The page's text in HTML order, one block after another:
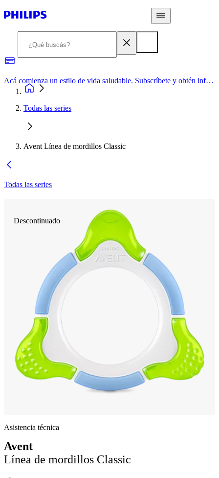
Acá comienza un estilo de vida saludable. Subscríbete y obtén información de primera mano
Todas las series
Avent Línea de mordillos Classic
Todas las series
Descontinuado
Asistencia técnica
Avent
Línea de mordillos Classic